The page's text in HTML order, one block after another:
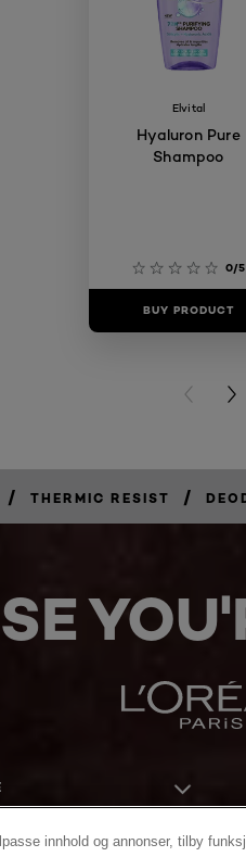
Elvital
Hyaluron Pure
Shampoo
0/5
BUY PRODUCT
/ THERMIC RESIST /
innhold og annonser, tilby